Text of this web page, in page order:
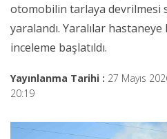
otomobilin tarlaya devrilmesi
yaralandı. Yaralılar hastaneye
inceleme başlatıldı.
Yayınlanma Tarihi : 27 Mayıs
20:19